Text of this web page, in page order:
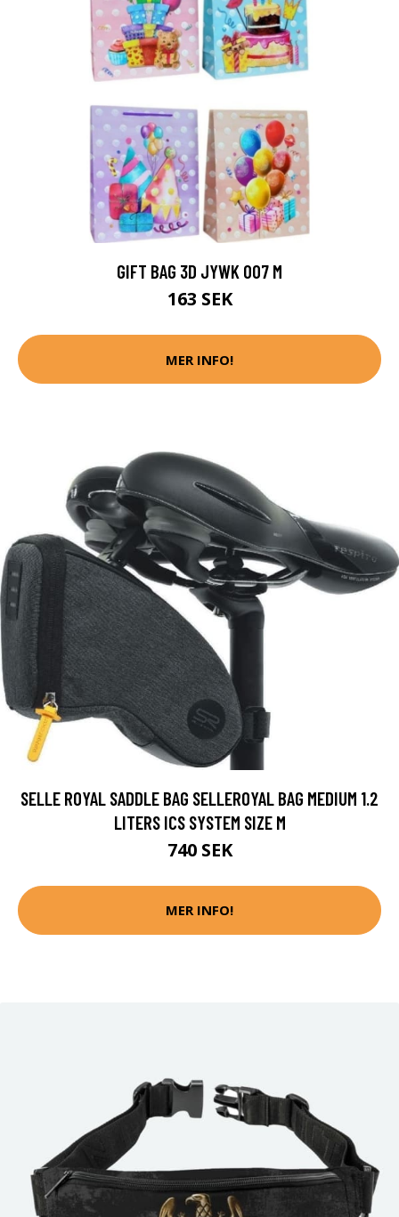
GIFT BAG 3D JYWK 007 M
163 SEK
MER INFO!
SELLE ROYAL SADDLE BAG SELLEROYAL BAG MEDIUM 1.2
LITERS ICS SYSTEM SIZE M
740 SEK
MER INFO!